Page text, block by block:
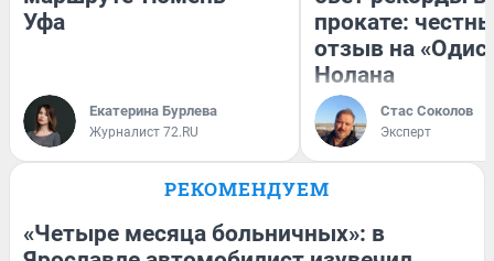
Уфа
Екатерина Бурлева
Журналист 72.RU
прокате:
отзыв на
Нолана
Стас Соколов
Эксперт
РЕКОМЕНДУЕМ
«Четыре месяца больничных»: в